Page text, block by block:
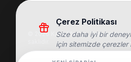
© 2026 Kaya Medya. Tüm hakları
Çerez Politikası
Size daha iyi bir
için sitemizde çerezler